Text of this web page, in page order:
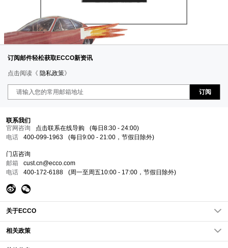
订阅邮件轻松获取ECCO新资讯
点击阅读《 隐私政策》
订阅
联系我们
官网咨询
点击联系在线导购
(每日8:30 - 24:00)
电话
400-099-1963 (每日9:00 - 21:00，节假日除外)
门店咨询
邮箱
cust.cn@ecco.com
电话
400-172-6188 (周一至周五10:00 - 17:00，节假日除外)
关于ECCO
相关政策